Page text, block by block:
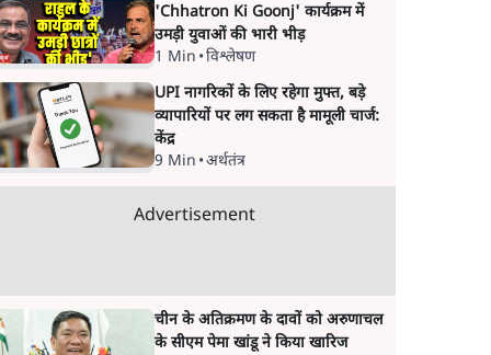
'Chhatron Ki Goonj' कार्यक्रम में
उमड़ी युवाओं की भारी भीड़
1 Min •विश्लेषण
UPI नागरिकों के लिए रहेगा मुफ्त, बड़े
व्यापारियों पर लग सकता है मामूली चार्ज:
केंद्र
9 Min •अर्थतंत्र
Advertisement
चीन के अतिक्रमण के दावों को अरुणाचल
के सीएम पेमा खांडू ने किया खारिज